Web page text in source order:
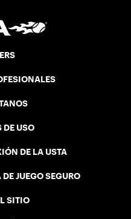
DE USO
DE LA USTA
JUEGO SEGURO
SITIO